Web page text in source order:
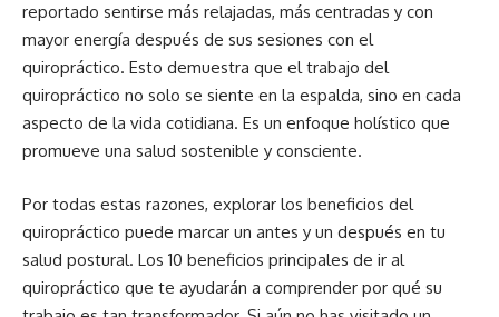
reportado sentirse más relajadas, más centradas y con
mayor energía después de sus sesiones con el
quiropráctico. Esto demuestra que el trabajo del
quiropráctico no solo se siente en la espalda, sino en cada
aspecto de la vida cotidiana. Es un enfoque holístico que
promueve una salud sostenible y consciente.
Por todas estas razones, explorar los beneficios del
quiropráctico puede marcar un antes y un después en tu
salud postural. Los 10 beneficios principales de ir al
quiropráctico que te ayudarán a comprender por qué su